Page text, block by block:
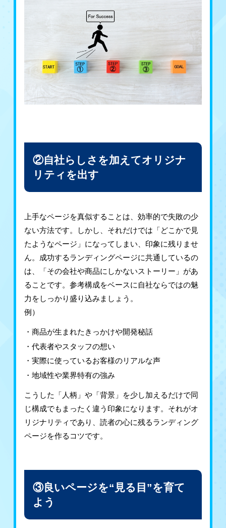
②自社らしさを加えてオリジナ
リティを出す
上手なページを真似することは、効率的で失敗の少
ない方法です。しかし、それだけでは「どこかで見
たようなページ」になってしまい、印象に残りませ
ん。成功するランディングページに共通しているの
は、「その会社や商品にしかないストーリー」があ
ることです。参考構成をベースに自社ならではの魅
力をしっかり盛り込みましょう。
例）
商品が生まれたきっかけや開発秘話
代表者やスタッフの想い
実際に使っているお客様のリアルな声
地域性や業界特有の強み
こうした「人柄」や「背景」を少し加えるだけで同
じ構成でもまったく違う印象になります。それがオ
リジナリティであり、読者の心に残るランディング
ページを作るコツです。
③良いページを“見る目”を育て
よう